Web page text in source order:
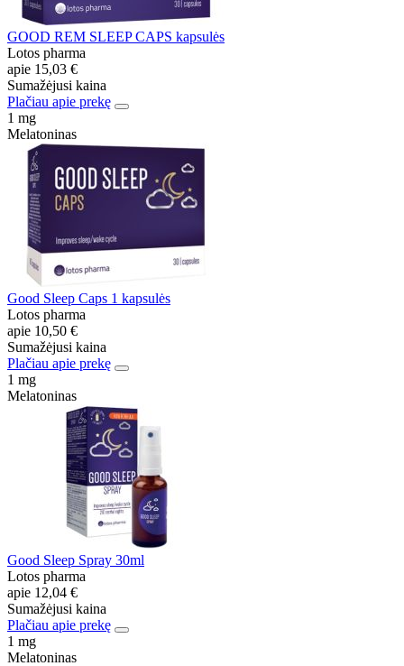
GOOD REM SLEEP CAPS kapsulės
Lotos pharma
apie 15,03 €
Sumažėjusi kaina
Plačiau apie prekę
1 mg
Melatoninas
Good Sleep Caps 1 kapsulės
Lotos pharma
apie 10,50 €
Sumažėjusi kaina
Plačiau apie prekę
1 mg
Melatoninas
Good Sleep Spray 30ml
Lotos pharma
apie 12,04 €
Sumažėjusi kaina
Plačiau apie prekę
1 mg
Melatoninas